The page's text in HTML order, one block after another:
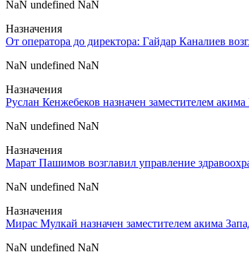
NaN undefined NaN
Назначения
От оператора до директора: Гайдар Каналиев
NaN undefined NaN
Назначения
Руслан Кенжебеков назначен заместителем
NaN undefined NaN
Назначения
Марат Пашимов возглавил управление
NaN undefined NaN
Назначения
Мирас Мулкай назначен заместителем акима
NaN undefined NaN